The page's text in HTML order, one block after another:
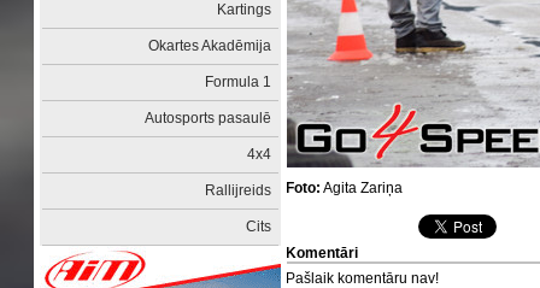
Kartings
Okartes Akadēmija
Formula 1
Autosports pasaulē
4x4
Rallijreids
Cits
Foto: Agita Zariņa
Komentāri
Pašlaik komentāru nav!